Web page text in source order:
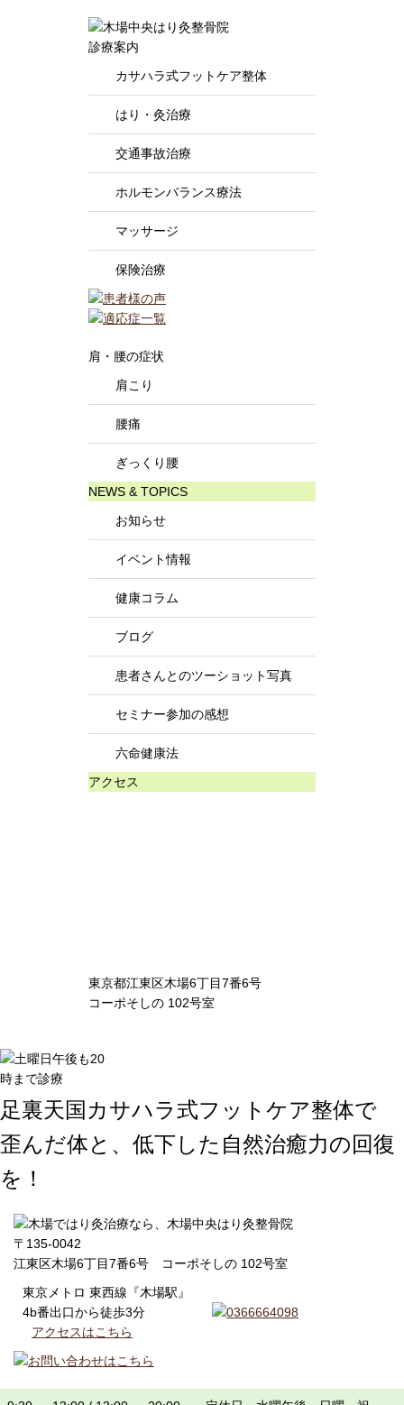
診療案内
カサハラ式フットケア整体
はり・灸治療
交通事故治療
ホルモンバランス療法
マッサージ
保険治療
肩・腰の症状
肩こり
腰痛
ぎっくり腰
NEWS & TOPICS
お知らせ
イベント情報
健康コラム
ブログ
患者さんとのツーショット写真
セミナー参加の感想
六命健康法
アクセス
東京都江東区木場6丁目7番6号
コーポそしの 102号室
足裏天国カサハラ式フットケア整体で
歪んだ体と、低下した自然治癒力の回復
を！
〒135-0042
江東区木場6丁目7番6号 コーポそしの 102号室
東京メトロ 東西線『木場駅』
4b番出口から徒歩3分
アクセスはこちら